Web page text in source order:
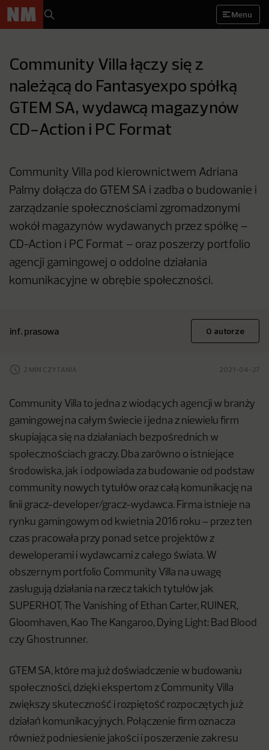
Menu
Community Villa łączy się z
należącą do Fantasyexpo spółką
GTEM SA, wydawcą magazynów
CD-Action i PC Format
Community Villa pod kierownictwem Adriana
Palmy dołącza do GTEM SA i zadba o budowanie i
zarządzanie społecznościami zgromadzonymi
wokół magazynów wydawanych przez spółkę –
CD-Action i PC Format – oraz poszerzy portfolio
agencji gamingowej o oddolne działania
komunikacyjne w obrębie społeczności.
inf. prasowa O autorze
2 MIN CZYTANIA 2021-04-27
Community Villa to jedna z wiodących agencji w branży
gamingowej na całym świecie i jedna z niewielu firm
skupiająca się na działaniach bezpośrednich w
społecznościach graczy. Dba zarówno o istniejące
środowiska, jak i odpowiada za budowanie od podstaw
community nowych tytułów oraz całą komunikację na
linii gracz-developer/gracz-wydawca. Firma istnieje na
rynku gamingowym od kwietnia 2016 roku – przez ten
czas pracowała przy ponad setce projektów z
deweloperami i wydawcami z całego świata. W
obszernym portfolio Community Villa na uwagę
zasługują działania na rzecz takich tytułów jak
SUPERHOT, The Vanishing of Ethan Carter, RUINER,
Gloomhaven, Kao The Kangaroo, Dying Light: Bad Blood
czy Ghostrunner.
GTEM SA, które ma już doświadczenie w budowaniu
społeczności, dzięki ekspertom z Community Villa
zwiększy skuteczność i rozpiętość rozpoczętych już
działań komunikacyjnych. Połączenie firm oznacza
również podniesienie jakości i poszerzenie zakresu